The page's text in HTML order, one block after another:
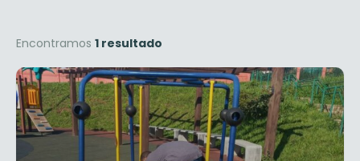
Encontramos 1 resultado